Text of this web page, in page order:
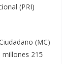
(PRI)
(MC)
millones 215